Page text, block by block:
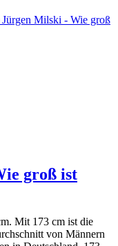
Milski - Wie groß
groß ist
Mit 173 cm ist die
von Männern